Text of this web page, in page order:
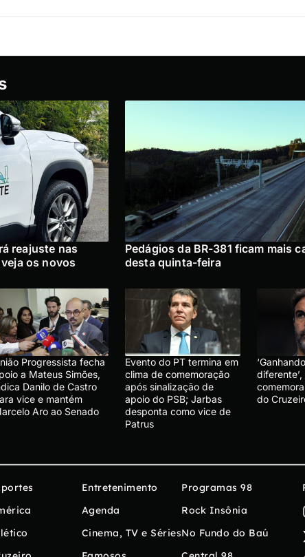
reajuste nas
os novos
Pedágios da BR-381 ficam mais
desta quinta-feira
Progressista fecha
a Mateus Simões,
Danilo de Castro
vice e mantém
Aro ao Senado
Evento do PT termina em
clima de comemoração
após sinalização de
apoio do PSB; Jarbas
desponta como vice de
Patrus
do
Entretenimento
Agenda
Cinema, TV e Séries
Programas 98
Rock Insônia
No Fundo do Baú